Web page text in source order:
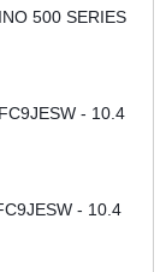
500 SERIES
- 10.4
- 10.4